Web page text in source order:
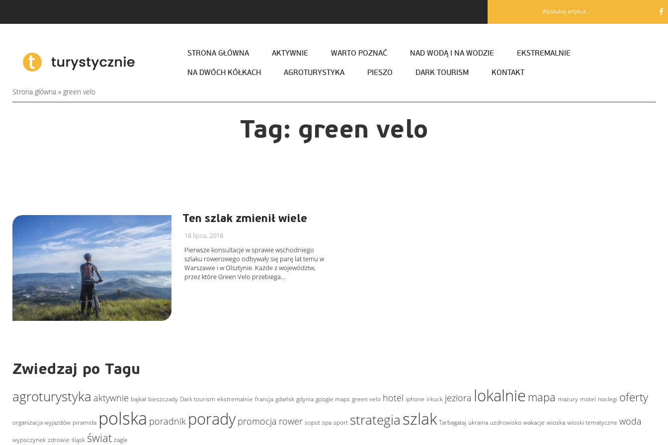
Wyszukaj artykuł...
STRONA GŁÓWNA AKTYWNIE WARTO POZNAĆ NAD WODĄ I NA WODZIE EKSTREMALNIE
NA DWÓCH KÓŁKACH AGROTURYSTYKA PIESZO DARK TOURISM
KONTAKT
Strona główna» green velo
Tag: green velo
Ten szlak zmienił wiele
18 lipca, 2018
Pierwsze konsultacje w sprawie wschodniego
szlaku rowerowego odbywały się parę lat temu w
Warszawie i w Olsztynie. Każde z województw,
przez które Green Velo przebiega…
Zwiedzaj po Tagu
agroturystyka aktywnie bajkał bieszczady Dark tourism ekstremalnie francja gdańsk gdynia google maps green velo hotel iphone irkuck jeziora lokalnie mapa mazury motel noclegi oferty
organizacja wyjazdów piramida polska poradnik porady promocja rower sopot spa sport strategia szlak Tarbagataj ukraina uzdrowisko wakacje wioska wioski tematyczne woda
wypoczynek zdrowie śląsk świat żagle